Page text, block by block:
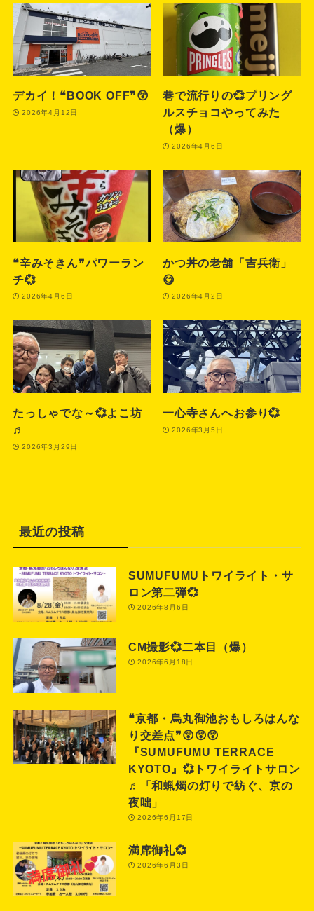
デカイ！❝BOOK OFF❞😲
2026年4月12日
巷で流行りの💞プリング
ルスチョコやってみた
（爆）
2026年4月6日
❝辛みそきん❞パワーラン
チ💞
2026年4月6日
かつ丼の老舗「吉兵衛」
😋
2026年4月2日
たっしゃでな～💞よこ坊
♬
2026年3月29日
一心寺さんへお参り💞
2026年3月5日
最近の投稿
SUMUFUMUトワイライト・サ
ロン第二弾💞
2026年8月6日
CM撮影💞二本目（爆）
2026年6月18日
❝京都・烏丸御池おもしろはんな
り交差点❞😲😲😲
『SUMUFUMU TERRACE
KYOTO』💞トワイライトサロン
♬「和蝋燭の灯りで紡ぐ、京の
夜咄」
2026年6月17日
満席御礼💞
2026年6月3日